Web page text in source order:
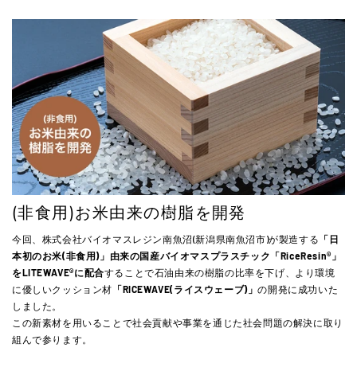
(非食用)お米由来の樹脂を開発
今回、株式会社バイオマスレジン南魚沼(新潟県南魚沼市)が製造する 「日
本初のお米(非食用)」由来の国産バイオマスプラスチック「RiceResin®」
をLITEWAVE®に配合することで石油由来の樹脂の比率を下げ、より環境
に優しいクッション材 「RICEWAVE(ライスウェーブ)」の開発に成功いた
しました。
この新素材を用いることで社会貢献や事業を通じた社会問題の解決に取り
組んで参ります。